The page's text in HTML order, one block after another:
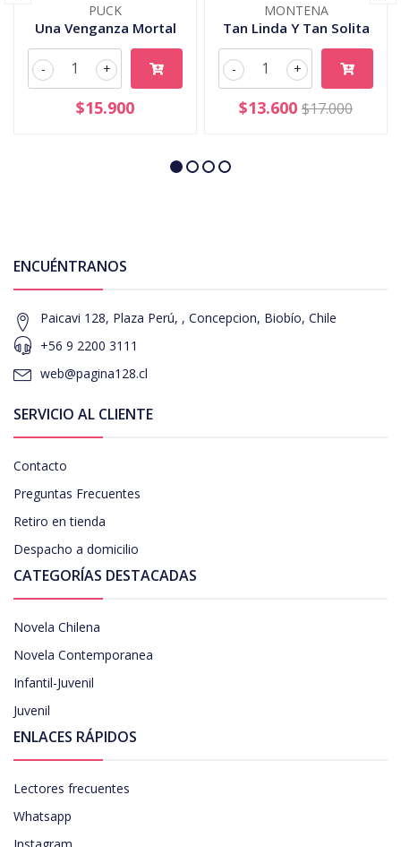
PUCK
Una Venganza Mortal
+
-
$15.900
MONTENA
Tan Linda Y Tan Solita
+
-
$13.600 $17.000
ENCUÉNTRANOS
Paicavi 128, Plaza Perú, , Concepcion, Biobío, Chile
+56 9 2200 3111
web@pagina128.cl
SERVICIO AL CLIENTE
Contacto
Preguntas Frecuentes
Retiro en tienda
Despacho a domicilio
CATEGORÍAS DESTACADAS
Novela Chilena
Novela Contemporanea
Infantil-Juvenil
Juvenil
ENLACES RÁPIDOS
Lectores frecuentes
Whatsapp